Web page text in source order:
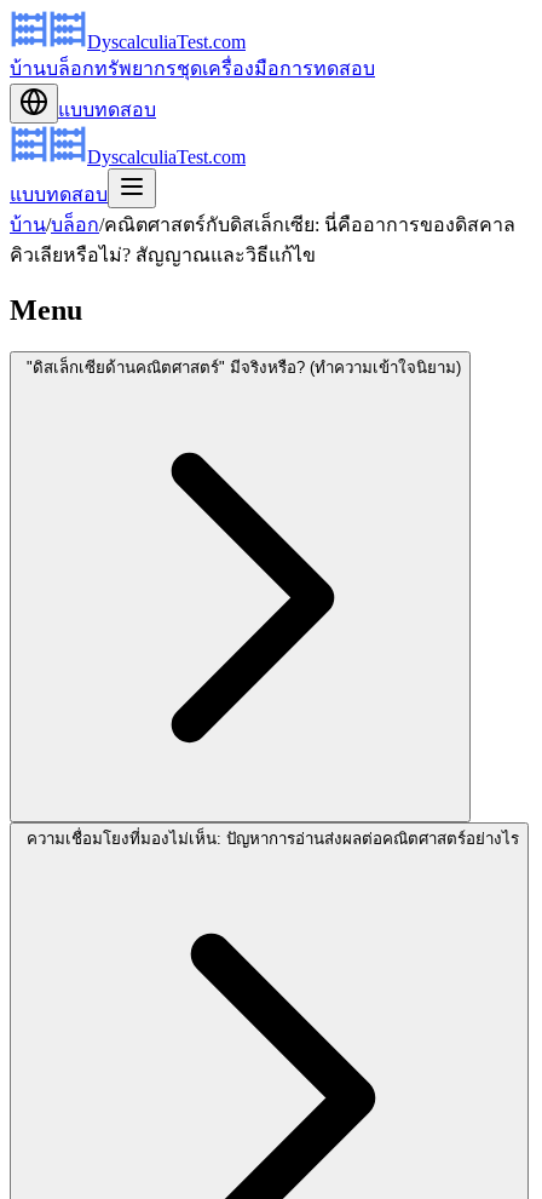
DyscalculiaTest.com
บ้านบล็อกทรัพยากรชุดเครื่องมือการทดสอบ
แบบทดสอบ
DyscalculiaTest.com
แบบทดสอบ
บ้าน/บล็อก/คณิตศาสตร์กับดิสเล็กเซีย: นี่คืออาการของดิสคาล
คิวเลียหรือไม่? สัญญาณและวิธีแก้ไข
Menu
"ดิสเล็กเซียด้านคณิตศาสตร์" มีจริงหรือ? (ทำความเข้าใจนิยาม)
ความเชื่อมโยงที่มองไม่เห็น: ปัญหาการอ่านส่งผลต่อคณิตศาสตร์อย่างไร